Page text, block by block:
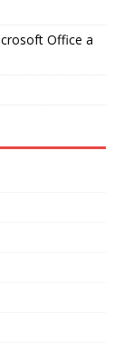
Office a